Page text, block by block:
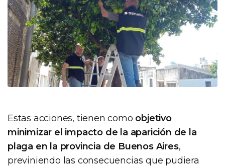
Estas acciones, tienen como objetivo
minimizar el impacto de la aparición de la
plaga en la provincia de Buenos Aires,
previniendo las consecuencias que pudiera